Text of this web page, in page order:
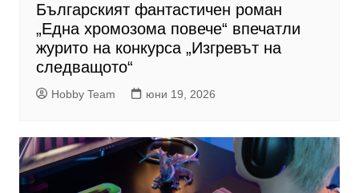
Българският фантастичен роман
„Една хромозома повече“ впечатли
журито на конкурса „Изгревът на
следващото“
Hobby Team юни 19, 2026